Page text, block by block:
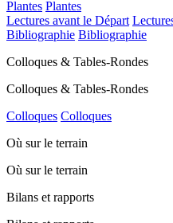
Plantes Plantes
Lectures avant le Départ
Bibliographie Bibliographie
Colloques & Tables-Rondes
Colloques & Tables-Rondes
Colloques Colloques
Où sur le terrain
Où sur le terrain
Bilans et rapports